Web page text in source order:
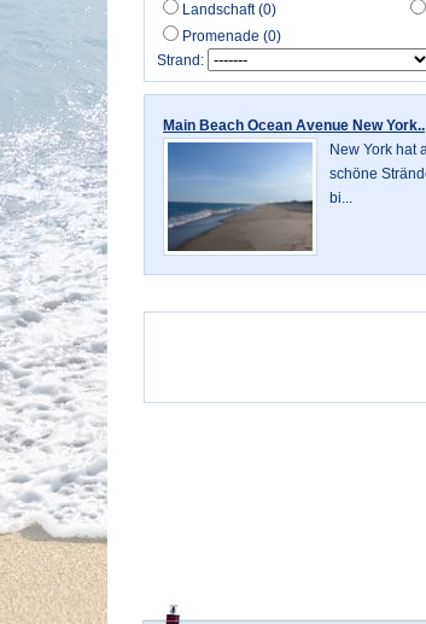
Landschaft (0)
Promenade (0)
Strand:
Main Beach Ocean Avenue New York..
New York hat
schöne
bi...